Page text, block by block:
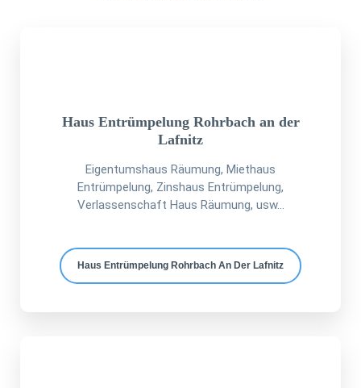
Haus Entrümpelung Rohrbach an der
Lafnitz
Eigentumshaus Räumung, Miethaus
Entrümpelung, Zinshaus Entrümpelung,
Verlassenschaft Haus Räumung, usw...
Haus Entrümpelung Rohrbach An Der Lafnitz